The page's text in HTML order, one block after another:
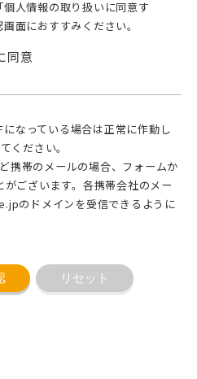
人情報の取り扱いに同意す
面におすすみください。
同意
なっている場合は正常に作動し
ください。
帯のメールの場合、フォームか
ございます。各携帯会社のメー
のドメインを受信できるように
リセット